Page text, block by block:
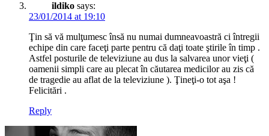
ildiko says:
23/01/2014 at 19:10
Ţin să vă mulţumesc însă nu numai dumneavoastră ci întregii
echipe din care faceţi parte pentru că daţi toate ştirile în timp .
Astfel posturile de televiziune au dus la salvarea unor vieţi (
oamenii simpli care au plecat în căutarea medicilor au zis că
de tragedie au aflat de la televiziune ). Ţineţi-o tot aşa !
Felicitări .
Reply